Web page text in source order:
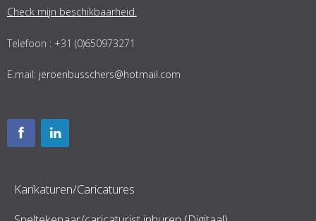
Check mijn beschikbaarheid.
Telefoon : +31 (0)650973271
E.mail: jeroenbusschers@hotmail.com
Karikaturen/Caricatures